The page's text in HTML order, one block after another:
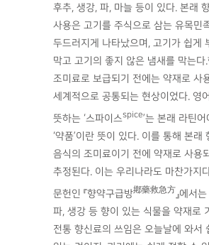
후추, 생강, 파, 마늘 등이 있다. 본래
사용은 고기를 주식으로 삼는 유목민
두드러지게 나타났으며, 고기가 쉽게
막고 고기의 좋지 않은 냄새를 막는다
조미료로 보급되기 전에는 약재로 사
세계적으로 공통되는 현상이었다. 영
뜻하는 ‘스파이스spice’는 본래 라틴
‘약품’이란 뜻이 있다. 이를 통해 본래
음식의 조미료이기 전에 약재로 사용
추정된다. 이는 우리나라도 마찬가지
문헌인 『향약구급방鄕藥救急方』에서
파, 생강 등 향이 있는 식물을 약재로
전통 향신료의 쓰임은 오늘날에 와서